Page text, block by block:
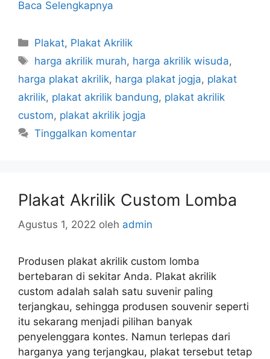
Baca Selengkapnya
Kategori
Plakat, Plakat Akrilik
Tag
harga akrilik murah, harga akrilik wisuda,
harga plakat akrilik, harga plakat jogja, plakat
akrilik, plakat akrilik bandung, plakat akrilik
custom, plakat akrilik jogja
Tinggalkan komentar
Plakat Akrilik Custom Lomba
Agustus 1, 2022 oleh admin
Produsen plakat akrilik custom lomba
bertebaran di sekitar Anda. Plakat akrilik
custom adalah salah satu suvenir paling
terjangkau, sehingga produsen souvenir seperti
itu sekarang menjadi pilihan banyak
penyelenggara kontes. Namun terlepas dari
harganya yang terjangkau, plakat tersebut tetap